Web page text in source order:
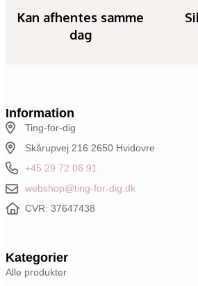
Kan afhentes samme
dag
Information
Ting-for-dig
Skårupvej 216 2650 Hvidovre
+45 29 72 06 91
webshop@ting-for-dig.dk
CVR: 37647438
Kategorier
Alle produkter